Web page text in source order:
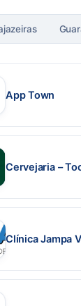
App Town
nova aba)
Cervejaria –
nova aba)
Clínica Jampa
nova aba)